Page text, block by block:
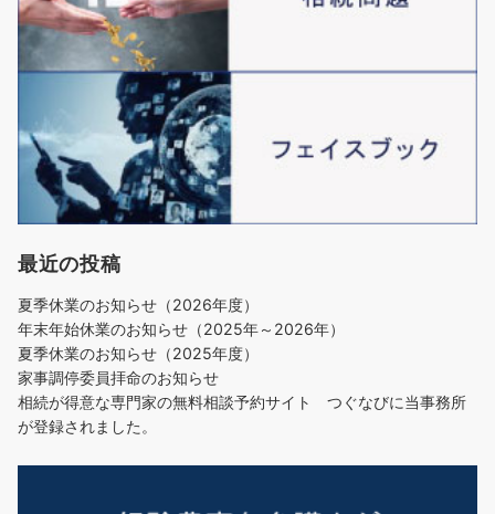
最近の投稿
夏季休業のお知らせ（2026年度）
年末年始休業のお知らせ（2025年～2026年）
夏季休業のお知らせ（2025年度）
家事調停委員拝命のお知らせ
相続が得意な専門家の無料相談予約サイト つぐなびに当事務所
が登録されました。